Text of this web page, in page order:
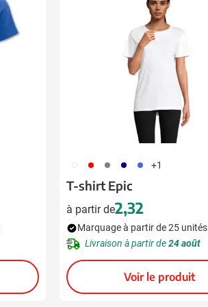
002 008 559 538 948 +1
T-shirt Epic
à partir de2,32
Marquage à partir de 25 unités
Livraison à partir de24 août
Voir le produit